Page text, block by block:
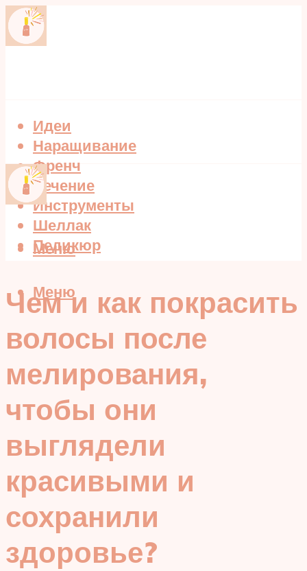
Идеи
Наращивание
Френч
Лечение
Инструменты
Шеллак
Педикюр
Меню
Меню
Чем и как покрасить
волосы после
мелирования,
чтобы они
выглядели
красивыми и
сохранили
здоровье?